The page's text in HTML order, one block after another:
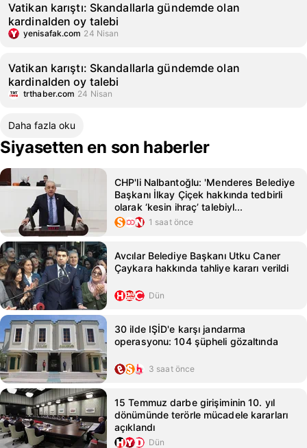
Vatikan karıştı: Skandallarla gündemde olan
kardinalden oy talebi
yenisafak.com 24 Nisan
Vatikan karıştı: Skandallarla gündemde olan
kardinalden oy talebi
trthaber.com 24 Nisan
Daha fazla oku
Siyasetten en son haberler
CHP'li Nalbantoğlu: 'Menderes Belediye
Başkanı İlkay Çiçek hakkında tedbirli
olarak ‘kesin ihraç’ talebiyl...
1 saat önce
Avcılar Belediye Başkanı Utku Caner
Çaykara hakkında tahliye kararı verildi
Dün
30 ilde IŞİD'e karşı jandarma
operasyonu: 104 şüpheli gözaltında
3 saat önce
15 Temmuz darbe girişiminin 10. yıl
dönümünde terörle mücadele kararları
açıklandı
Dün